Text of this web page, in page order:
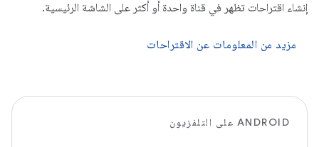
إنشاء اقتراحات تظهر في قناة واحدة أو أكثر على الشاشة الرئيسية.
مزيد من المعلومات عن الاقتراحات
ANDROID على التلفزيون